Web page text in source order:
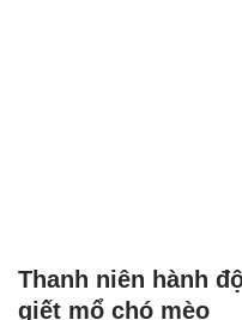
Thanh niên hành
giết mổ chó mèo